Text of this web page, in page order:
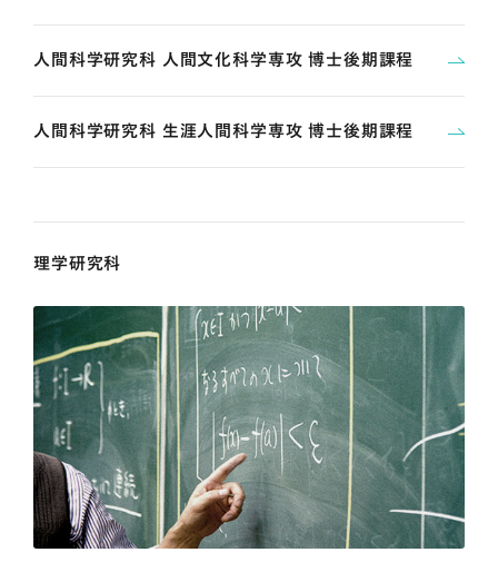
人間科学研究科 人間文化科学専攻 博士後期課程
人間科学研究科 生涯人間科学専攻 博士後期課程
理学研究科